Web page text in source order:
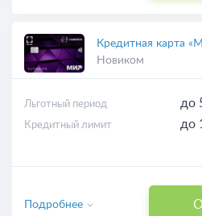
Кредитная карта
Новиком
Льготный период до
Кредитный лимит до
Подробнее